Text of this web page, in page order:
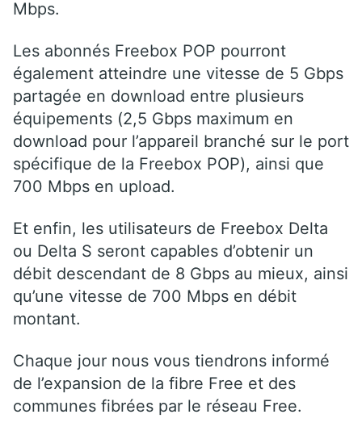
Mbps.
Les abonnés Freebox POP pourront
également atteindre une vitesse de 5 Gbps
partagée en download entre plusieurs
équipements (2,5 Gbps maximum en
download pour l’appareil branché sur le port
spécifique de la Freebox POP), ainsi que
700 Mbps en upload.
Et enfin, les utilisateurs de Freebox Delta
ou Delta S seront capables d’obtenir un
débit descendant de 8 Gbps au mieux, ainsi
qu’une vitesse de 700 Mbps en débit
montant.
Chaque jour nous vous tiendrons informé
de l’expansion de la fibre Free et des
communes fibrées par le réseau Free.